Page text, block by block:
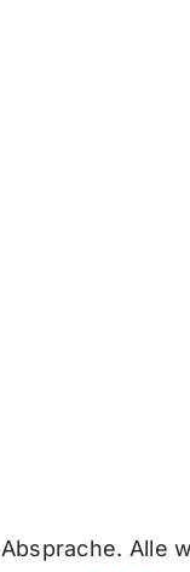
Alle